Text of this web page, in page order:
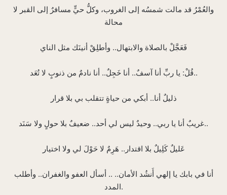
والعُمْرُ قد مالت شمسُه إلى الغروب، وكلُّ حيٍّ مسافرٌ إلى القبر لا
محالة
فَعَجَّلْ بالصلاة والابتهال.. وأطلِقْ أنينَك مثل الناي
قُلْ: يا ربِّ أنا آسفٌ.. أنا خَجِلٌ.. أنا نادمٌ من ذنوبٍ لا تُعَد..
ذليلٌ أنا.. أبكي من حياةٍ تتقلب بي بلا قرار
غريبٌ أنا يا ربي.. وحيدٌ ليس لي أحد.. ضعيفٌ بلا حولٍ ولا سَنَد..
عَليلٌ كَلِيلٌ بلا اقتدار.. هَرِمٌ لا حَوْلَ لي ولا اختيار
أنا في بابك يا إلهي أَنشُد الأمان.. .. أسأل العفو والغفران.. وأطلب
المدد.